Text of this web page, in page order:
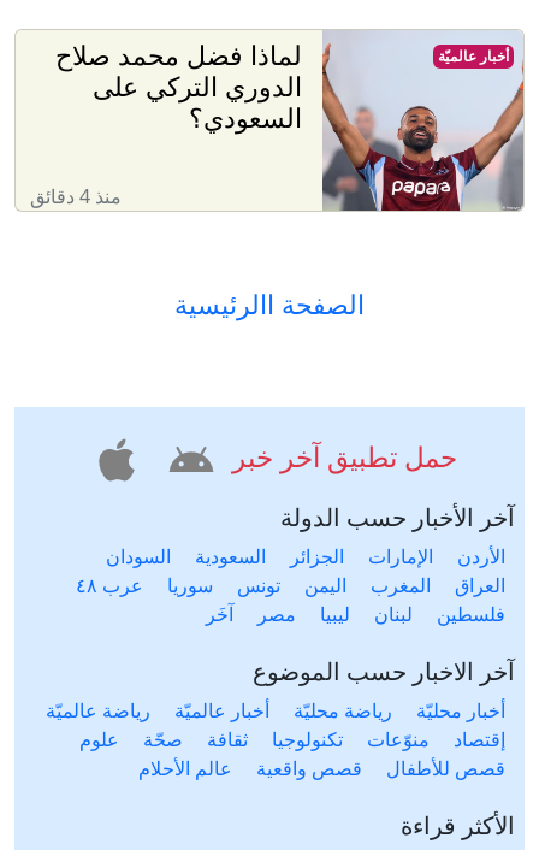
لماذا فضل محمد صلاح
الدوري التركي على
السعودي؟
منذ 4 دقائق
أخبار عالميّة
الصفحة االرئيسية
حمل تطبيق آخر خبر
آخر الأخبار حسب الدولة
الأردن الإمارات الجزائر السعودية
السودان
العراق
المغرب اليمن تونس سوريا
عرب ٤٨
فلسطين
لبنان ليبيا مصر آخَر
آخر الاخبار حسب الموضوع
أخبار محليّة رياضة محليّة أخبار عالميّة
رياضة عالميّة
إقتصاد
منوّعات تكنولوجيا ثقافة صحّة
علوم
قصص للأطفال
قصص واقعية عالم الأحلام
الأكثر قراءة